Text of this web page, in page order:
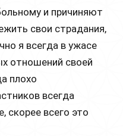
и причиняют
свои страдания,
я всегда в ужасе
отношений своей
плохо
всегда
скорее всего это